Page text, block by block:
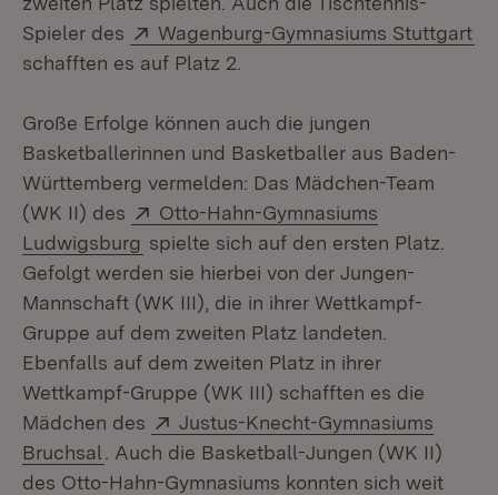
Spieler des
Extern:
Wagenburg-Gymnasiums Stuttgart
schafften es auf Platz 2.
Große Erfolge können auch die jungen
Basketballerinnen und Basketballer aus Baden-
Württemberg vermelden: Das Mädchen-Team
(WK II) des
Extern:
Otto-Hahn-Gymnasiums
Ludwigsburg (Öffnet in neuem Fenster)
spielte sich auf den ersten Platz.
Gefolgt werden sie hierbei von der Jungen-
Mannschaft (WK III), die in ihrer Wettkampf-
Gruppe auf dem zweiten Platz landeten.
Ebenfalls auf dem zweiten Platz in ihrer
Wettkampf-Gruppe (WK III) schafften es die
Mädchen des
Extern:
Justus-Knecht-Gymnasiums
Bruchsal (Öffnet in neuem Fenster)
. Auch die Basketball-Jungen (WK II)
des Otto-Hahn-Gymnasiums konnten sich weit